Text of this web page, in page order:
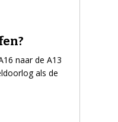
naar de A13
als de